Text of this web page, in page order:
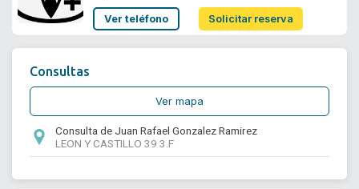
Quiénes somos
Ver teléfono Solicitar reserva
Consultas
Ver mapa
Consulta de Juan Rafael Gonzalez Ramirez
LEON Y CASTILLO 39 3.F